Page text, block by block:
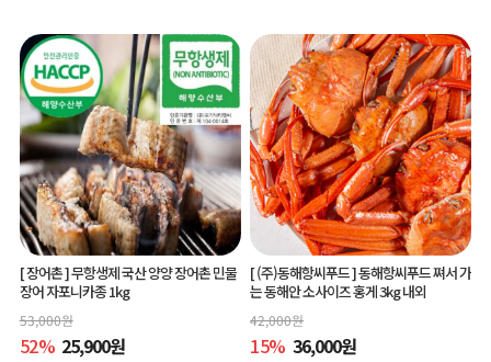
[ 장어촌 ]무항생제 국산 양양 장어촌 민물
장어 자포니카종 1kg
53,000원
52% 25,900원
[ (주)동해항씨푸드 ]동해항씨푸드 쪄서 가
는 동해안 소사이즈 홍게 3kg 내외
42,000원
15% 36,000원